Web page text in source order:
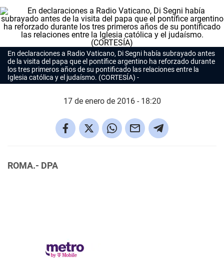
En declaraciones a Radio Vaticano, Di Segni había subrayado antes
de la visita del papa que el pontífice argentino ha reforzado durante
los tres primeros años de su pontificado las relaciones entre la
Iglesia católica y el judaísmo. (CORTESÍA)
17 de enero de 2016 - 18:20
ROMA.- DPA